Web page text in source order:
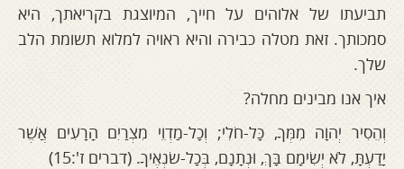
תביעתו של אלוהים על חייך, המיוצגת בקריאתך, היא
סמכותך. זאת מטלה כבירה והיא ראויה למלוא תשומת הלב
שלך.
איך אנו מבינים מחלה?
וְהֵסִיר יְהוָה מִמְּךָ, כָּל-חֹלִי; וְכָל-מַדְוֵי מִצְרַיִם הָרָעִים אֲשֶׁר
יָדַעְתָּ, לֹא יְשִׂימָם בָּךְ, וּנְתָנָם, בְּכָל-שֹׂנְאֶיךָ. (דברים ז':15)